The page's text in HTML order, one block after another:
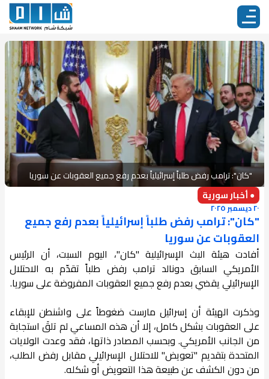
"كان": ترامب رفض طلباً إسرائيلياً بعدم رفع جميع العقوبات عن سوريا
● أخبار سورية
٢٠ ديسمبر ٢٠٢٥
"كان": ترامب رفض طلباً إسرائيلياً بعدم رفع جميع
العقوبات عن سوريا
أفادت هيئة البث الإسرائيلية "كان"، اليوم السبت، أن الرئيس
الأمريكي السابق دونالد ترامب رفض طلباً تقدّم به الاحتلال
الإسرائيلي يقضي بعدم رفع جميع العقوبات المفروضة على سوريا.
وذكرت الهيئة أن إسرائيل مارست ضغوطاً على واشنطن للإبقاء
على العقوبات بشكل كامل، إلا أن هذه المساعي لم تلقَ استجابة
من الجانب الأمريكي. وبحسب المصادر ذاتها، فقد وعدت الولايات
المتحدة بتقديم "تعويض" للاحتلال الإسرائيلي مقابل رفض الطلب،
من دون الكشف عن طبيعة هذا التعويض أو شكله.